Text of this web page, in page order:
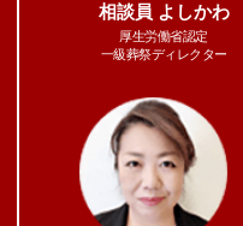
相談員 よしかわ
厚生労働省認定
一級葬祭ディレクター